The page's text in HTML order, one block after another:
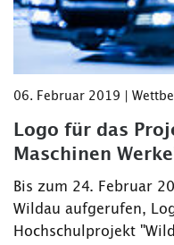
06. Februar 2019 |
Logo für das
Maschinen
Bis zum 24. Februar
Wildau aufgerufen,
Hochschulprojekt